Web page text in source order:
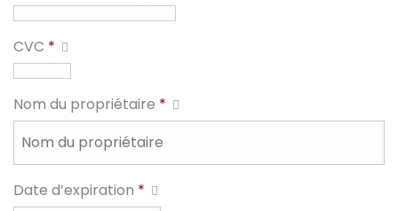
CVC *
Nom du propriétaire *
Date d’expiration *